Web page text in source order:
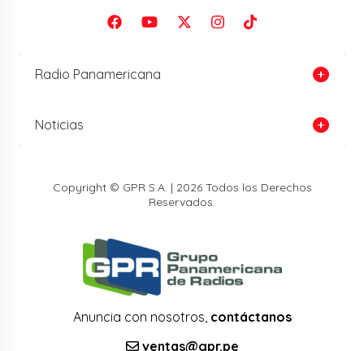
Radio Panamericana
Noticias
Copyright © GPR S.A. | 2026 Todos los Derechos
Reservados.
Anuncia con nosotros, contáctanos
ventas@gpr.pe